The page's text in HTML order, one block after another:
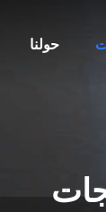
حولنا